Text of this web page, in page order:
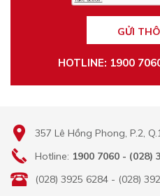
GỬI
HOTLINE: 1900
357 Lê Hồng Phong, P.2,
Hotline: 1900 7060 - (028)
(028) 3925 6284 - (028)